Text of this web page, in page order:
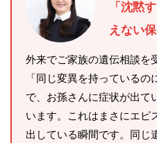
「沈黙
えない
外来でご家族の遺伝相談を
「同じ変異を持っている
で、お孫さんに症状が出て
います。これはまさにエピ
出している瞬間です。同じ